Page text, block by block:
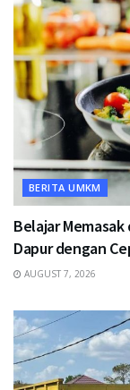
BERITA UMKM
Belajar
Dapur dengan
AUGUST 7, 2026